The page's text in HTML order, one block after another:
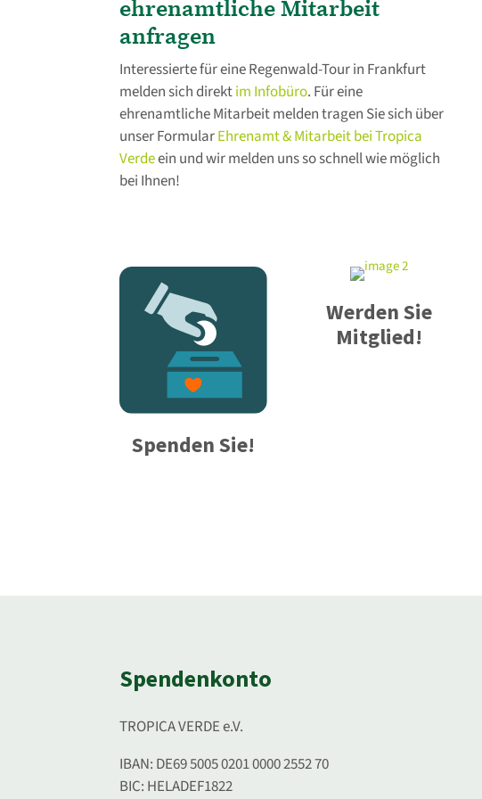
ehrenamtliche Mitarbeit
anfragen
Interessierte für eine Regenwald-Tour in Frankfurt
melden sich direktim Infobüro. Für eine
ehrenamtliche Mitarbeit melden tragen Sie sich über
unser FormularEhrenamt & Mitarbeit bei Tropica
Verdeein und wir melden uns so schnell wie möglich
bei Ihnen!
Spenden Sie!
Werden Sie
Mitglied!
Spendenkonto
TROPICA VERDE e.V.
IBAN: DE69 5005 0201 0000 2552 70
BIC: HELADEF1822